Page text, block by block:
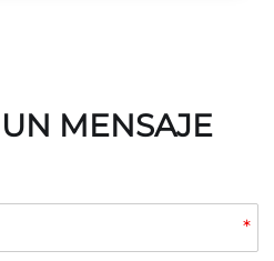
MENSAJE
*